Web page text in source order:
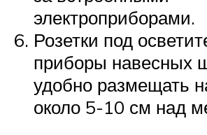
электроприборами.
Розетки под
приборы навесных
удобно размещать
около 5-10 см над